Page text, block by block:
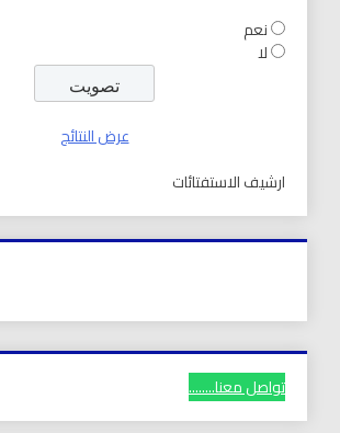
نعم
لا
عرض النتائج
ارشيف الاستفتائات
تواصل معنا........